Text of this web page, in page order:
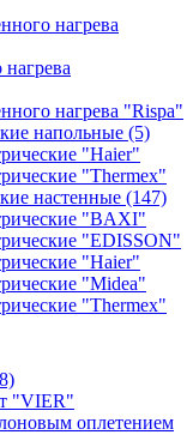
нагрева
нагрева "Rispa"
напольные (5)
"Haier"
"Thermex"
настенные (147)
"BAXI"
"EDISSON"
"Haier"
"Midea"
"Thermex"
"VIER"
оплетением